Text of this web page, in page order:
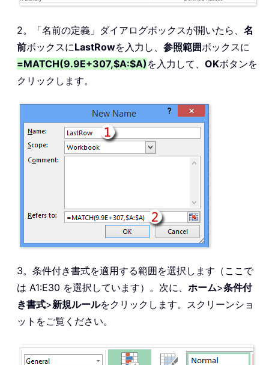
2。「名前の定義」ダイアログボックスが開いたら、 名
前ボックスにLastRowを入力し、 参照範囲ボックスに
=MATCH(9.9E+307,$A:$A) を入力して、 OKボタンを
クリックします。
3。条件付き書式を適用する範囲を選択します（ここで
は A1:E30 を選択しています）。次に、 ホーム>条件付
き書式>新規ルールをクリックします。スクリーンショ
ットをご覧ください。